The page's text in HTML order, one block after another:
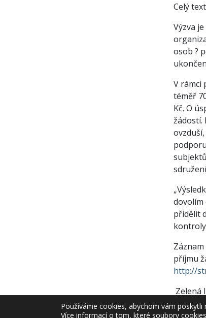
Celý
Výzva
osob ?
V rámci
téměř
Kč. O
žádostí.
dovolím
přidělit
kontroly
příjmu
http://
Zelená
Státní
Používáme cookies, abychom vám poskytli
Více informací o tom, které soubory